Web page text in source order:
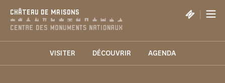
CHÂTEAU DE MAISONS |
VISITER DÉCOUVRIR AGENDA